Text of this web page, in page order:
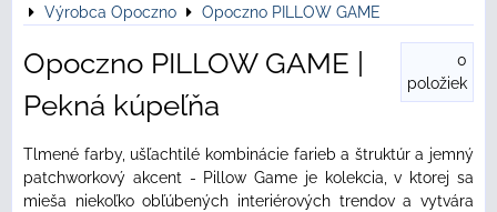
Výrobca Opoczno
Opoczno PILLOW GAME
Opoczno PILLOW GAME |
Pekná kúpeľňa
0
položiek
Tlmené farby, ušľachtilé kombinácie farieb a štruktúr a jemný
patchworkový akcent - Pillow Game je kolekcia, v ktorej sa
mieša niekoľko obľúbených interiérových trendov a vytvára